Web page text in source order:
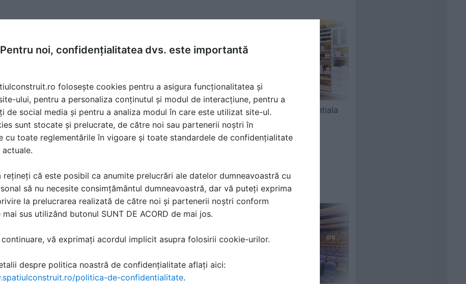
Home cinema
Electronice, multimedia,
foto, video
Holuri
Decoratiuni pentru interior
Depozitare rezidentiala
Pentru noi, confidențialitatea dvs. este importantă
folosește cookies pentru a asigura funcționalitatea și
ului, pentru a personaliza conținutul și modul de interacțiune, pentru a
de social media și pentru a analiza modul în care este utilizat site-ul.
sunt stocate și prelucrate, de către noi sau partenerii noștri în
cu toate reglementările în vigoare și toate standardele de confidențialitate
rețineți că este posibil ca anumite prelucrări ale datelor dumneavoastră cu
să nu necesite consimțământul dumneavoastră, dar vă puteți exprima
la prelucrarea realizată de către noi și partenerii noștri conform
sus utilizând butonul SUNT DE ACORD de mai jos.
vă exprimați acordul implicit asupra folosirii cookie-urilor.
despre politica noastră de confidențialitate aflați aici:
politica-de-confidentialitate.